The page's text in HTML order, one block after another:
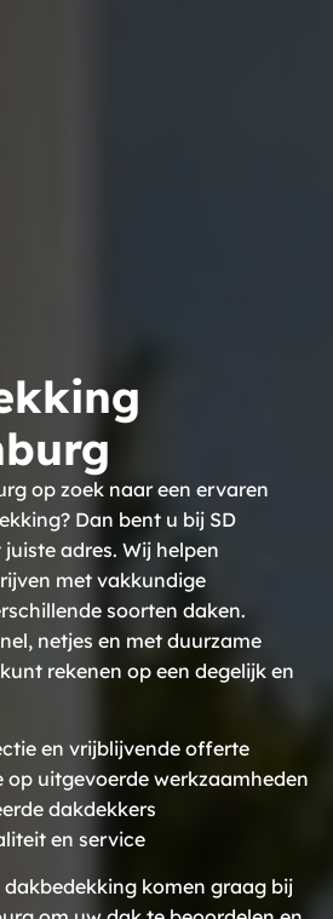
op zoek naar een ervaren
Dan bent u bij SD
adres. Wij helpen
met vakkundige
soorten daken.
netjes en met duurzame
rekenen op een degelijk en
en vrijblijvende offerte
op uitgevoerde werkzaamheden
dakdekkers
en service
komen graag bij